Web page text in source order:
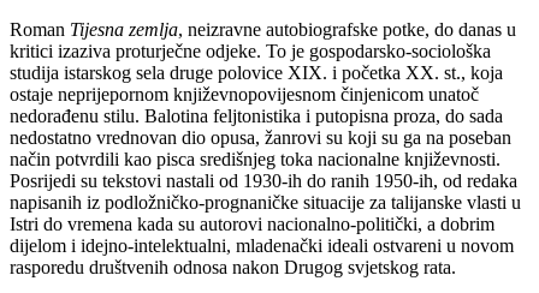
Roman Tijesna zemlja, neizravne autobiografske potke, do danas u
kritici izaziva proturječne odjeke. To je gospodarsko-sociološka
studija istarskog sela druge polovice XIX. i početka XX. st., koja
ostaje neprijepornom književnopovijesnom činjenicom unatoč
nedorađenu stilu. Balotina feljtonistika i putopisna proza, do sada
nedostatno vrednovan dio opusa, žanrovi su koji su ga na poseban
način potvrdili kao pisca središnjeg toka nacionalne književnosti.
Posrijedi su tekstovi nastali od 1930-ih do ranih 1950-ih, od redaka
napisanih iz podložničko-prognaničke situacije za talijanske vlasti u
Istri do vremena kada su autorovi nacionalno-politički, a dobrim
dijelom i idejno-intelektualni, mladenački ideali ostvareni u novom
rasporedu društvenih odnosa nakon Drugog svjetskog rata.